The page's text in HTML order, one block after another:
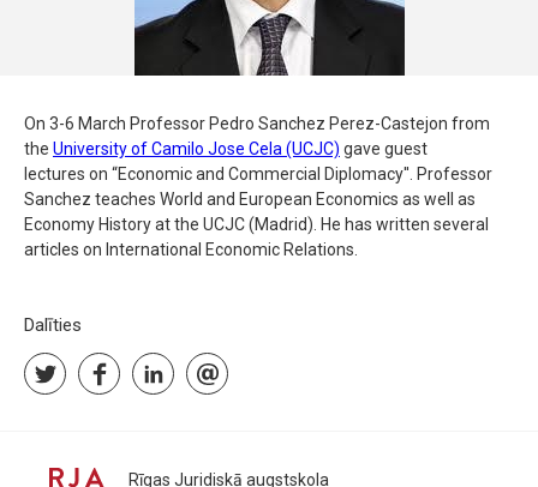
On 3-6 March Professor Pedro Sanchez Perez-Castejon from
the University of Camilo Jose Cela (UCJC) gave guest
lectures on “Economic and Commercial Diplomacy''. Professor
Sanchez teaches World and European Economics as well as
Economy History at the UCJC (Madrid). He has written several
articles on International Economic Relations.
Dalīties
Rīgas Juridiskā augstskola